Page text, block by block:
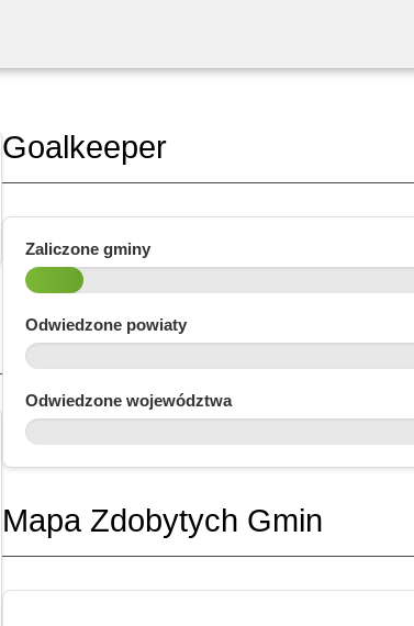
Goalkeeper
Zaliczone gminy
Odwiedzone powiaty
Odwiedzone województwa
Mapa Zdobytych Gmin